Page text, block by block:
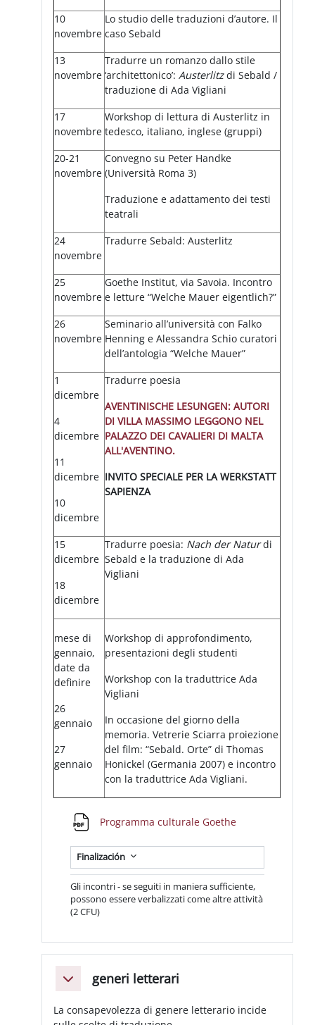
10
novembre
Lo studio delle traduzioni d’autore. Il
caso Sebald
13
novembre
Tradurre un romanzo dallo stile
‘architettonico’:Austerlitzdi Sebald /
traduzione di Ada Vigliani
17
novembre
Workshop di lettura di Austerlitz in
tedesco, italiano, inglese (gruppi)
20-21
novembre
Convegno su Peter Handke
(Università Roma 3)
Traduzione e adattamento dei testi
teatrali
24
novembre
Tradurre Sebald: Austerlitz
25
novembre
Goethe Institut, via Savoia. Incontro
e letture “Welche Mauer eigentlich?”
26
novembre
Seminario all’università con Falko
Henning e Alessandra Schio curatori
dell’antologia “Welche Mauer”
1
dicembre
4
dicembre
11
dicembre
10
dicembre
Tradurre poesia
AVENTINISCHE LESUNGEN: AUTORI
DI VILLA MASSIMO LEGGONO NEL
PALAZZO DEI CAVALIERI DI MALTA
ALL'AVENTINO.
INVITO SPECIALE PER LA WERKSTATT
SAPIENZA
15
dicembre
18
dicembre
Tradurre poesia: Nach der Naturdi
Sebald e la traduzione di Ada
Vigliani
mese di
gennaio,
date da
definire
26
gennaio
27
gennaio
Workshop di approfondimento,
presentazioni degli studenti
Workshop con la traduttrice Ada
Vigliani
In occasione del giorno della
memoria. Vetrerie Sciarra proiezione
del film: “Sebald. Orte” di Thomas
Honickel (Germania 2007) e incontro
con la traduttrice Ada Vigliani.
Programma culturale Goethe
Finalización
Gli incontri - se seguiti in maniera sufficiente,
possono essere verbalizzati come altre attività
(2 CFU)
Colapsargeneri letterari
La consapevolezza di genere letterario incide